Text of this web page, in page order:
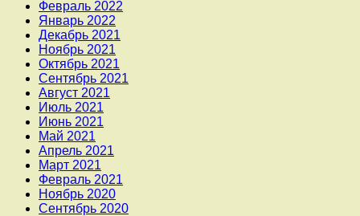
Февраль 2022
Январь 2022
Декабрь 2021
Ноябрь 2021
Октябрь 2021
Сентябрь 2021
Август 2021
Июль 2021
Июнь 2021
Май 2021
Апрель 2021
Март 2021
Февраль 2021
Ноябрь 2020
Сентябрь 2020